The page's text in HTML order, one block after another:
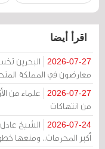
اقرأ أيضا
2026-07-27
البحرين
معارضون في المملكة
2026-07-27
علماء من
من انتهاكات
2026-07-24
الشيخ عادل
أكبر المحرمات.. ومنعها